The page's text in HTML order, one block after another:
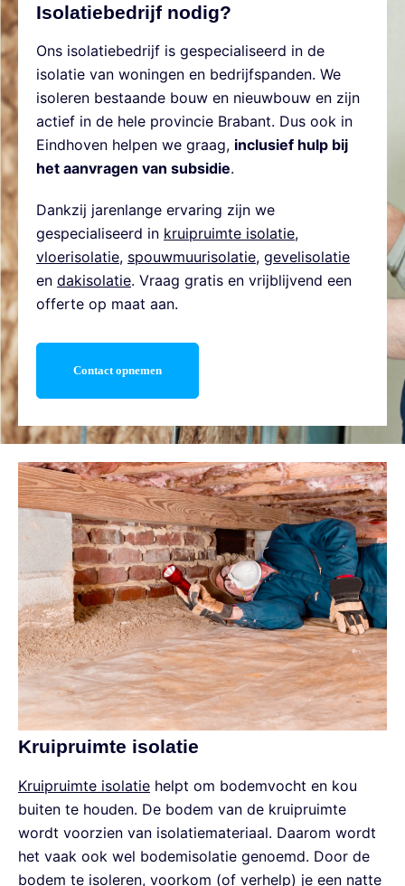
Isolatiebedrijf nodig?
Ons isolatiebedrijf is gespecialiseerd in de
isolatie van woningen en bedrijfspanden. We
isoleren bestaande bouw en nieuwbouw en zijn
actief in de hele provincie Brabant. Dus ook in
Eindhoven helpen we graag, inclusief hulp bij
het aanvragen van subsidie.
Dankzij jarenlange ervaring zijn we
gespecialiseerd in kruipruimte isolatie,
vloerisolatie, spouwmuurisolatie, gevelisolatie
en dakisolatie. Vraag gratis en vrijblijvend een
offerte op maat aan.
Contact opnemen
Kruipruimte isolatie
Kruipruimte isolatie helpt om bodemvocht en kou
buiten te houden. De bodem van de kruipruimte
wordt voorzien van isolatiemateriaal. Daarom wordt
het vaak ook wel bodemisolatie genoemd. Door de
bodem te isoleren, voorkom (of verhelp) je een natte